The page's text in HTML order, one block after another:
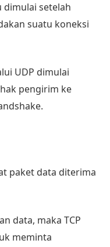
dimulai setelah
suatu koneksi
UDP dimulai
pengirim ke
paket data diterima
data, maka TCP
meminta